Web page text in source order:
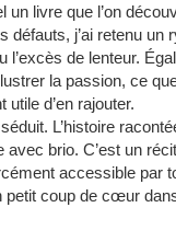
un livre que l’on
défauts, j’ai retenu un
l’excès de lenteur.
la passion, ce
utile d’en rajouter.
L’histoire
avec brio. C’est un
accessible par
petit coup de cœur